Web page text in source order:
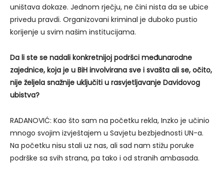
uništava dokaze. Jednom rječju, ne čini nista da se ubice
privedu pravdi. Organizovani kriminal je duboko pustio
korijenje u svim našim institucijama.
Da li ste se nadali konkretnijoj podršci međunarodne
zajednice, koja je u BiH involvirana sve i svašta ali se, očito,
nije željela snažnije uključiti u rasvjetljavanje Davidovog
ubistva?
RADANOVIĆ: Kao što sam na početku rekla, Inzko je učinio
mnogo svojim izvještajem u Savjetu bezbjednosti UN-a.
Na početku nisu stali uz nas, ali sad nam stižu poruke
podrške sa svih strana, pa tako i od stranih ambasada.